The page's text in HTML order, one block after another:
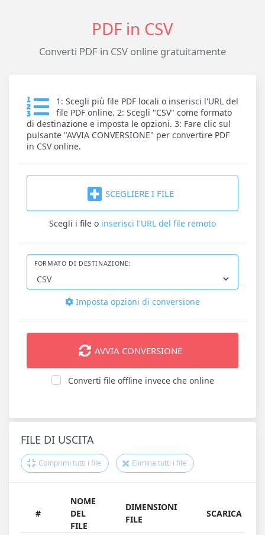
PDF in CSV
Converti PDF in CSV online gratuitamente
1: Scegli più file PDF locali o inserisci l'URL del
file PDF online. 2: Scegli "CSV" come formato
di destinazione e imposta le opzioni. 3: Fare clic sul
pulsante "AVVIA CONVERSIONE" per convertire PDF
in CSV online.
SCEGLIERE I FILE
Scegli i file o inserisci l'URL del file remoto
FORMATO DI DESTINAZIONE:
Imposta opzioni di conversione
AVVIA CONVERSIONE
Converti file offline invece che online
FILE DI USCITA
Comprimi tutti i file Elimina tutti i file
#
NOME
DEL
FILE
DIMENSIONI
FILE
SCARICA